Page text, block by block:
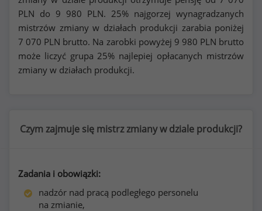
PLN do 9 980 PLN. 25% najgorzej wynagradzanych
mistrzów zmiany w działach produkcji zarabia poniżej
7 070 PLN brutto. Na zarobki powyżej 9 980 PLN brutto
może liczyć grupa 25% najlepiej opłacanych mistrzów
zmiany w działach produkcji.
Czym zajmuje się mistrz zmiany w dziale produkcji?
Zadania i obowiązki:
nadzór nad pracą podległego personelu
na zmianie,